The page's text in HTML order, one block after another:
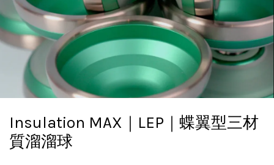
Insulation MAX｜LEP｜蝶翼型三材
質溜溜球